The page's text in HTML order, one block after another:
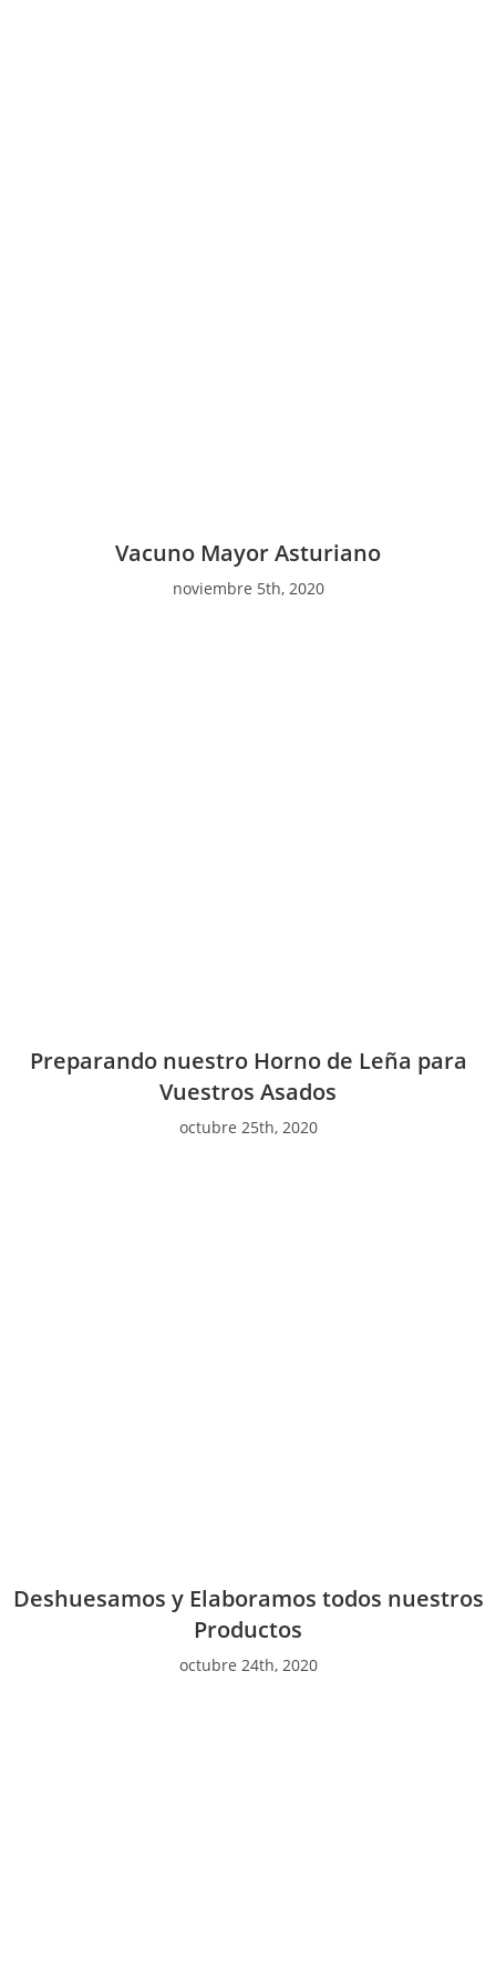
Vacuno Mayor Asturiano
noviembre 5th, 2020
Preparando nuestro Horno de Leña para
Vuestros Asados
octubre 25th, 2020
Deshuesamos y Elaboramos todos nuestros
Productos
octubre 24th, 2020